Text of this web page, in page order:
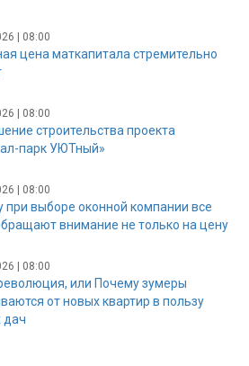
| 08:00
цена маткапитала стремительно
| 08:00
строительства проекта
парк УЮТный»
| 08:00
при выборе оконной компании все
внимание не только на цену
| 08:00
или Почему зумеры
от новых квартир в пользу
дач